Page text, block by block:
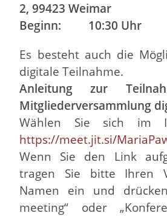
2, 99423 Weimar
Beginn: 10:30 Uhr
Es besteht auch die
digitale Teilnahme.
Anleitung zur
Mitgliederversammlung
Wählen Sie sich im
https://meet.jit.si/
Wenn Sie den Link
tragen Sie bitte Ihren
Namen ein und
meeting“ oder